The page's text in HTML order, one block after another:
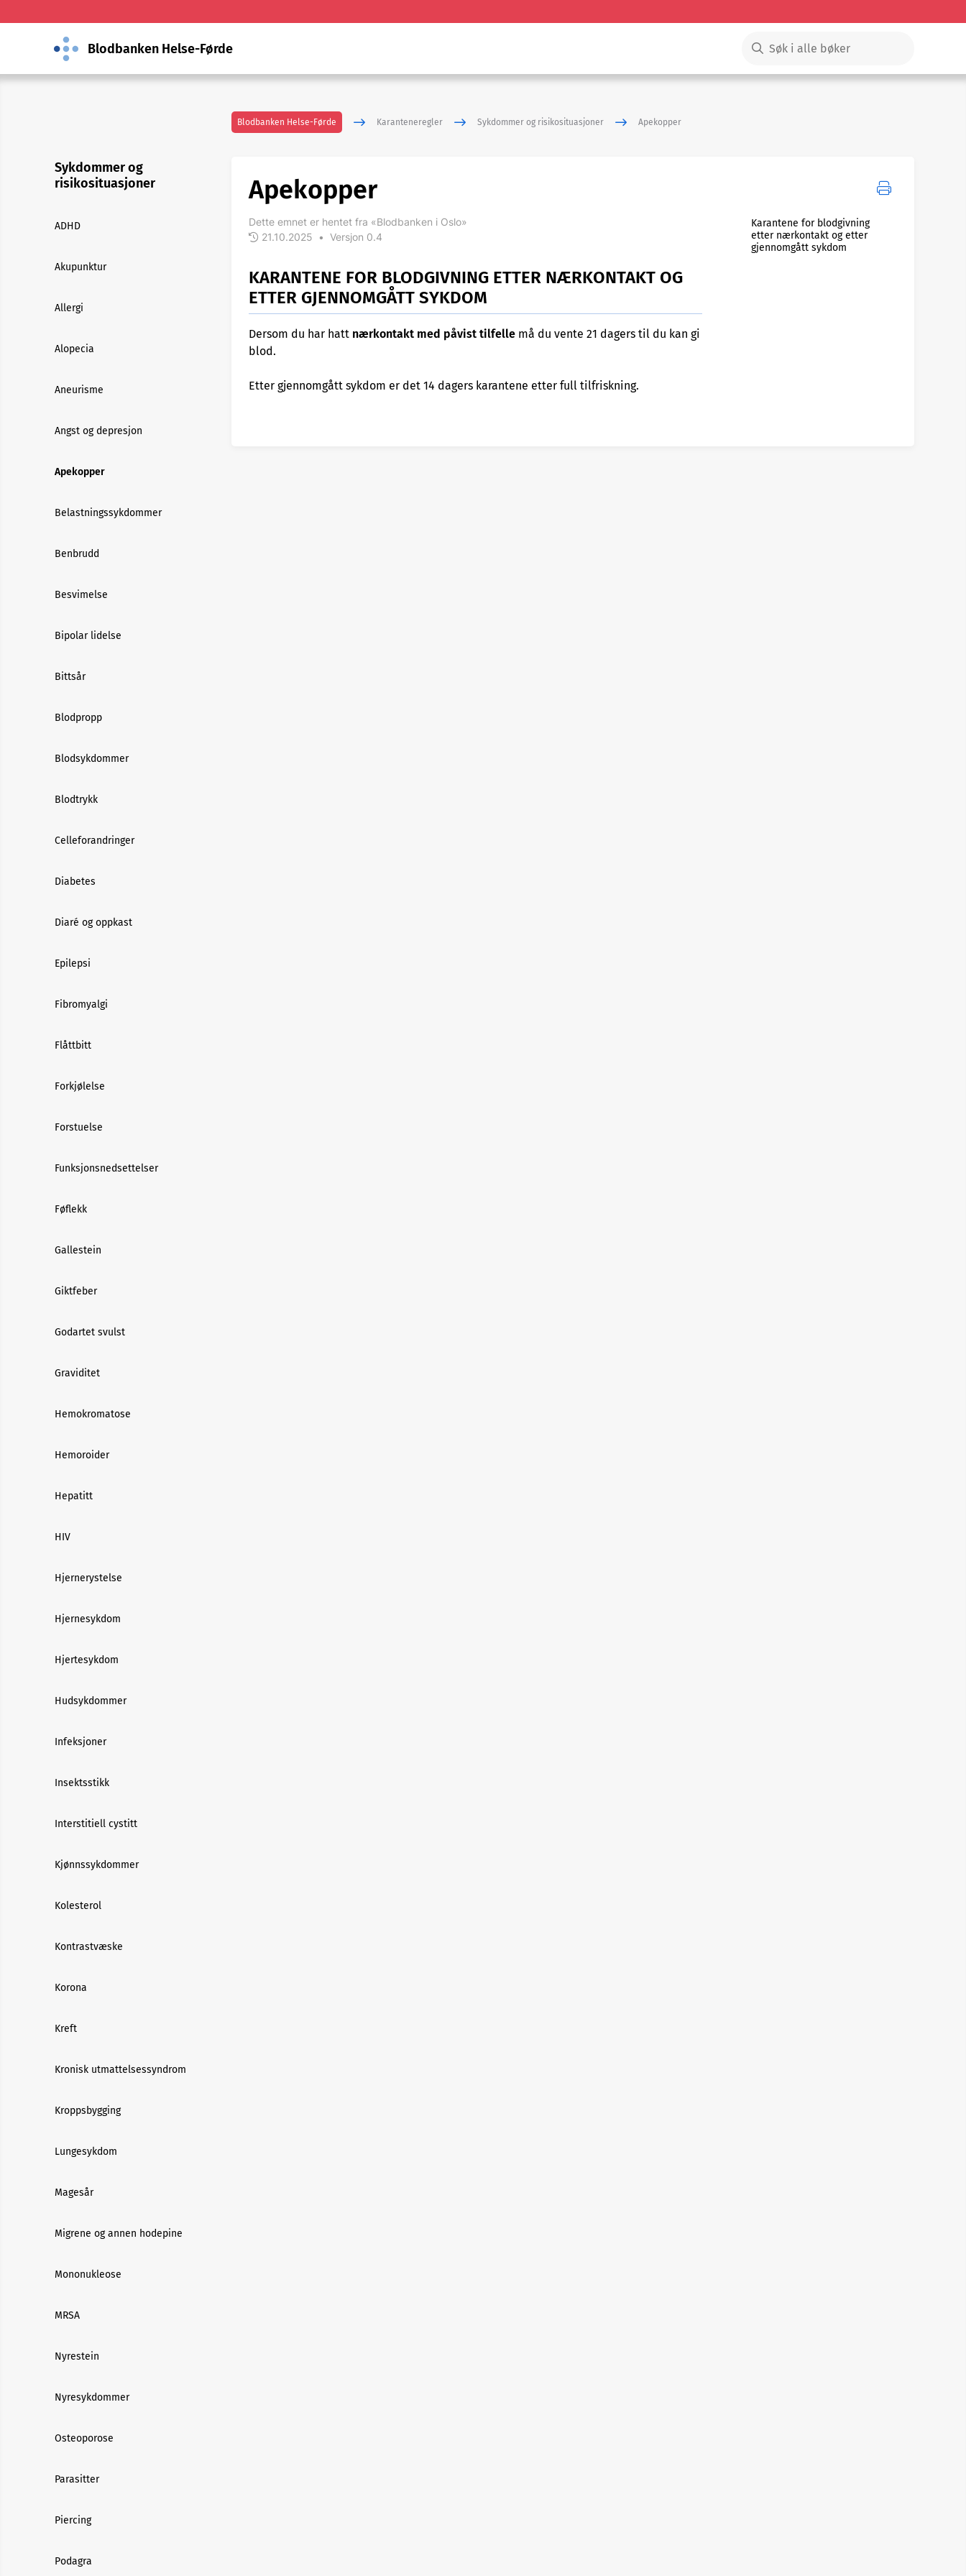
Blodbanken Helse-Førde
Blodbanken Helse-Førde Karanteneregler Sykdommer og risikosituasjoner Apekopper
Sykdommer og
risikosituasjoner
ADHD
Akupunktur
Allergi
Alopecia
Aneurisme
Angst og depresjon
Apekopper
Belastningssykdommer
Benbrudd
Besvimelse
Bipolar lidelse
Bittsår
Blodpropp
Blodsykdommer
Blodtrykk
Celleforandringer
Diabetes
Diaré og oppkast
Epilepsi
Fibromyalgi
Flåttbitt
Forkjølelse
Forstuelse
Funksjonsnedsettelser
Føflekk
Gallestein
Giktfeber
Godartet svulst
Graviditet
Hemokromatose
Hemoroider
Hepatitt
HIV
Hjernerystelse
Hjernesykdom
Hjertesykdom
Hudsykdommer
Infeksjoner
Insektsstikk
Interstitiell cystitt
Kjønnssykdommer
Kolesterol
Kontrastvæske
Korona
Kreft
Kronisk utmattelsessyndrom
Kroppsbygging
Lungesykdom
Magesår
Migrene og annen hodepine
Mononukleose
MRSA
Nyrestein
Nyresykdommer
Osteoporose
Parasitter
Piercing
Podagra
Apekopper
Dette emnet er hentet fra «Blodbanken i Oslo»
21.10.2025
• Versjon 0.4
KARANTENE FOR BLODGIVNING ETTER NÆRKONTAKT OG
ETTER GJENNOMGÅTT SYKDOM
Dersom du har hatt nærkontakt med påvist tilfelle må du vente 21 dagers til du kan gi
blod.
Etter gjennomgått sykdom er det 14 dagers karantene etter full tilfriskning.
Karantene for blodgivning
etter nærkontakt og etter
gjennomgått sykdom